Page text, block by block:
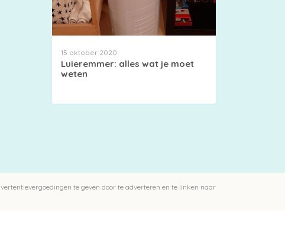
15 oktober 2020
Luieremmer: alles wat je moet
weten
te geven door te adverteren en te linken naar